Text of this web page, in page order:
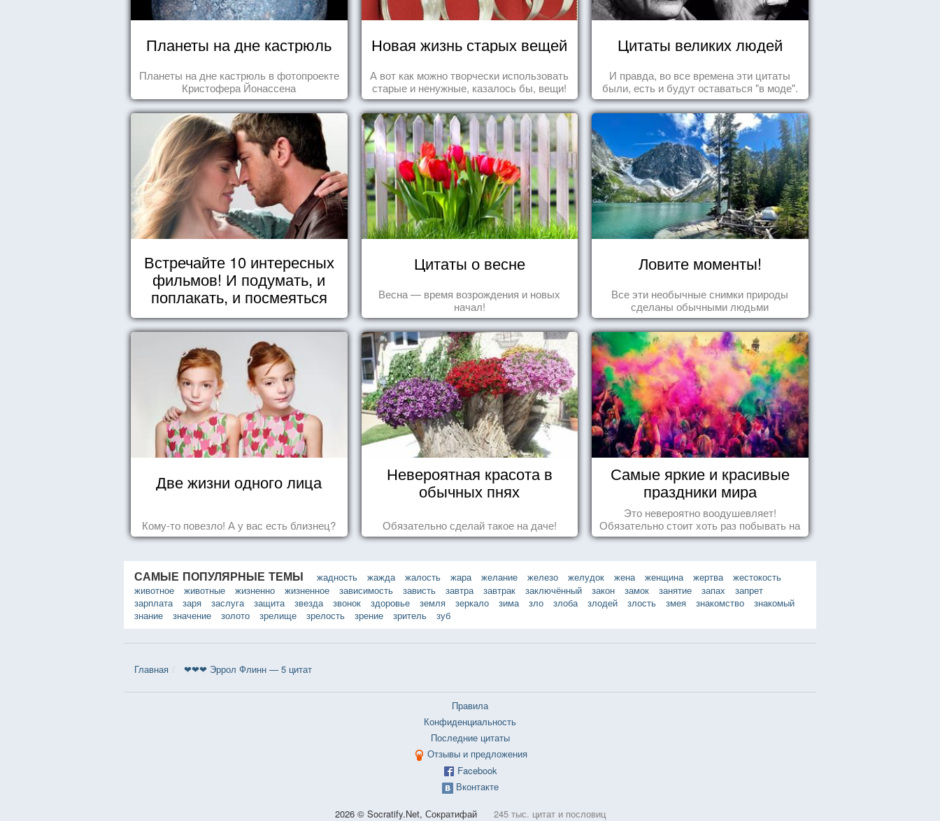
Планеты на дне кастрюль
Планеты на дне кастрюль в фотопроекте
Кристофера Йонассена
Новая жизнь старых вещей
А вот как можно творчески использовать
старые и ненужные, казалось бы, вещи!
Цитаты великих людей
И правда, во все времена эти цитаты
были, есть и будут оставаться "в моде".
Встречайте 10 интересных
фильмов! И подумать, и
поплакать, и посмеяться
Цитаты о весне
Весна — время возрождения и новых
начал!
Ловите моменты!
Все эти необычные снимки природы
сделаны обычными людьми
Две жизни одного лица
Кому-то повезло! А у вас есть близнец?
Невероятная красота в
обычных пнях
Обязательно сделай такое на даче!
Самые яркие и красивые
праздники мира
Это невероятно воодушевляет!
Обязательно стоит хоть раз побывать на
подобных мероприятиях и получить
САМЫЕ ПОПУЛЯРНЫЕ ТЕМЫ жадность жажда жалость жара желание железо желудок жена женщина жертва
жестокость
животное
животные жизненно жизненное зависимость зависть завтра завтрак заключённый закон замок занятие запах
запрет
зарплата
заря заслуга защита звезда звонок здоровье земля зеркало зима зло злоба злодей злость змея знакомство
знакомый
знание
значение золото зрелище зрелость зрение зритель зуб
Главная ❤❤❤ Эррол Флинн — 5 цитат
Правила
Конфиденциальность
Последние цитаты
Отзывы и предложения
Facebook
Вконтакте
2026 © Socratify.Net, Сократифай 245 тыс. цитат и пословиц